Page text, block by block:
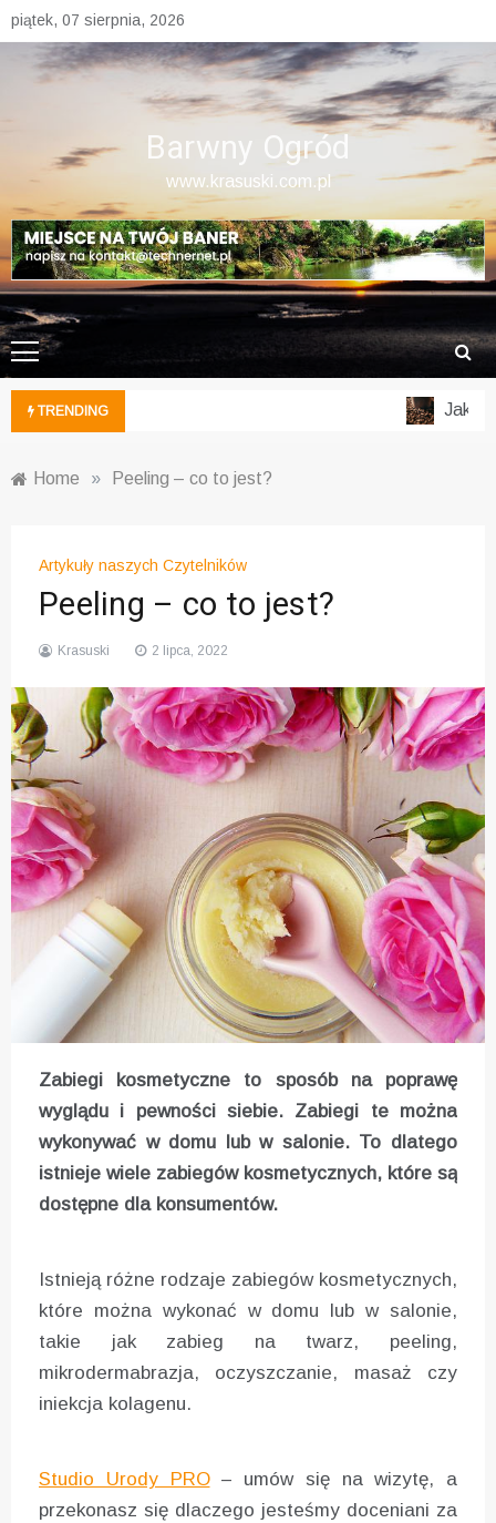
Skip
to
content
piątek, 07 sierpnia, 2026
Barwny Ogród
www.krasuski.com.pl
TRENDING Jak
Home » Peeling – co to jest?
Artykuły naszych Czytelników
Peeling – co to jest?
Krasuski 2 lipca, 2022
Zabiegi kosmetyczne to sposób na poprawę
wyglądu i pewności siebie. Zabiegi te można
wykonywać w domu lub w salonie. To dlatego
istnieje wiele zabiegów kosmetycznych, które są
dostępne dla konsumentów.
Istnieją różne rodzaje zabiegów kosmetycznych,
które można wykonać w domu lub w salonie,
takie jak zabieg na twarz, peeling,
mikrodermabrazja, oczyszczanie, masaż czy
iniekcja kolagenu.
Studio Urody PRO– umów się na wizytę, a
przekonasz się dlaczego jesteśmy doceniani za